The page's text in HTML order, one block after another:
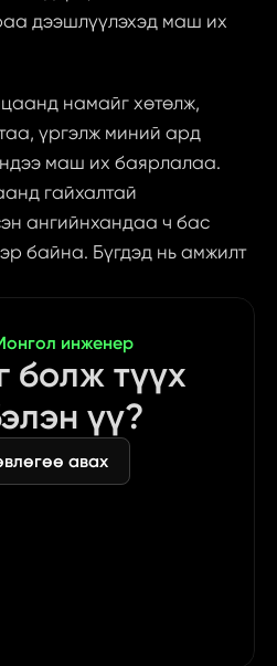
дээшлүүлэхэд маш их
намайг хөтөлж,
үргэлж миний ард
маш их баярлалаа.
гайхалтай
ангийнхандаа ч бас
байна. Бүгдэд нь амжилт
инженер
болж түүх
үү?
авах